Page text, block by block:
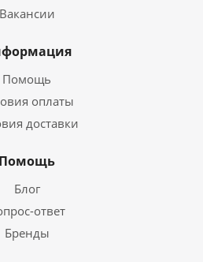
Вакансии
Помощь
оплаты
доставки
Помощь
Блог
ответ
Бренды